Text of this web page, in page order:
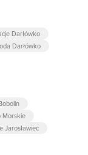
Darłówko
Darłówko
Morskie
Jarosławiec